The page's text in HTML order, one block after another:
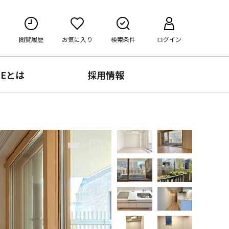
閲覧履歴 お気に入り 検索条件 ログイン
とは 採用情報
間取り